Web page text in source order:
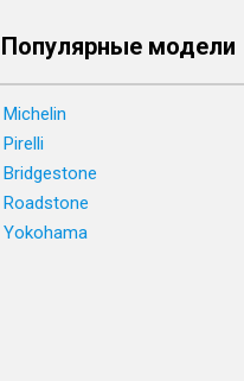
Популярные модели
Michelin
Pirelli
Bridgestone
Roadstone
Yokohama